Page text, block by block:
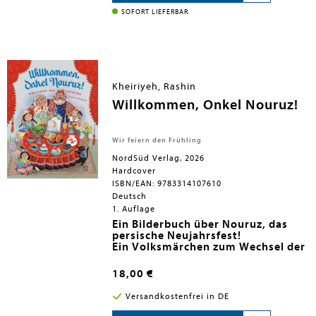
Fußspuren, die nur von
zurückkehrt, ist Mumin sich sicher:
SOFORT LIEFERBAR
Kheiriyeh, Rashin
Willkommen, Onkel Nouruz!
Wir feiern den Frühling
NordSüd Verlag, 2026
Hardcover
ISBN/EAN: 9783314107610
Deutsch
1. Auflage
Ein Bilderbuch über Nouruz, das
persische Neujahrsfest!
Ein Volksmärchen zum Wechsel der
Jedes Jahr wartet Naneh Sarma auf
ihren alten Freund Onkel Nouruz.
Unglücklicherweise verpasst sie ihn
jedes Mal! Das ist schade, kündigt
Die iranische Autorin und
18,00 €
Versandkostenfrei in DE